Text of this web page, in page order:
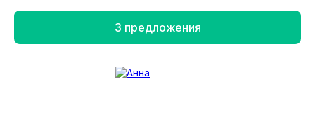
пешие прогулки, джип-туры и рафтинг.
3 предложения